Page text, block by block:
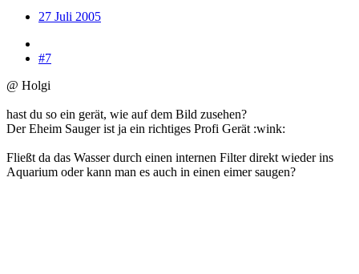
27 Juli 2005
#7
@ Holgi
hast du so ein gerät, wie auf dem Bild zusehen?
Der Eheim Sauger ist ja ein richtiges Profi Gerät :wink:
Fließt da das Wasser durch einen internen Filter direkt wieder ins
Aquarium oder kann man es auch in einen eimer saugen?